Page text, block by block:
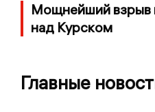
Мощнейший взрыв
над Курском
Главные